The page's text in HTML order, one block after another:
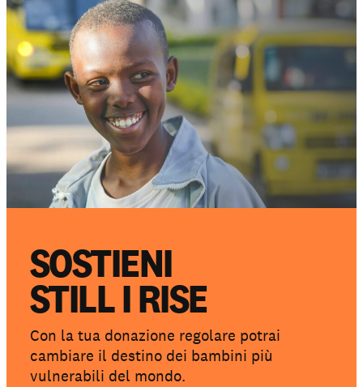
SOSTIENI
STILL I RISE
Con la tua donazione regolare potrai
cambiare il destino dei bambini più
vulnerabili del mondo.